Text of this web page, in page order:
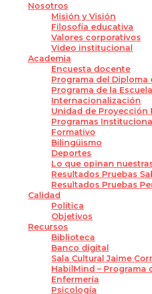
Nosotros
Misión y Visión
Filosofía educativa
Valores corporativos
Video institucional
Academia
Encuesta docente
Programa del Diploma
Programa de la
Internacionalización
Unidad de Proyección
Programas
Formativo
Bilingüismo
Deportes
Lo que opinan
Resultados Pruebas
Resultados Pruebas
Calidad
Política
Objetivos
Recursos
Biblioteca
Banco digital
Sala Cultural Jaime
HabilMind – Programa
Enfermería
Psicología